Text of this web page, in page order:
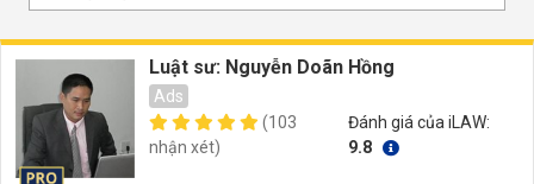
Luật sư: Nguyễn Doãn Hồng
Ads
(103
nhận xét)
Đánh giá của iLAW:
9.8